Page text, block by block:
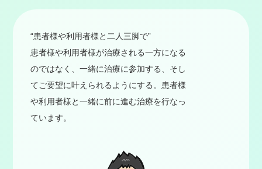
“患者様や利用者様と二人三脚で”
患者様や利用者様が治療される一方になる
のではなく、一緒に治療に参加する、そし
てご要望に叶えられるようにする。患者様
や利用者様と一緒に前に進む治療を行なっ
ています。